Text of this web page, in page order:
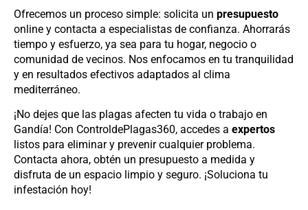
Ofrecemos un proceso simple: solicita un presupuesto
online y contacta a especialistas de confianza. Ahorrarás
tiempo y esfuerzo, ya sea para tu hogar, negocio o
comunidad de vecinos. Nos enfocamos en tu tranquilidad
y en resultados efectivos adaptados al clima
mediterráneo.
¡No dejes que las plagas afecten tu vida o trabajo en
Gandía! Con ControldePlagas360, accedes a expertos
listos para eliminar y prevenir cualquier problema.
Contacta ahora, obtén un presupuesto a medida y
disfruta de un espacio limpio y seguro. ¡Soluciona tu
infestación hoy!